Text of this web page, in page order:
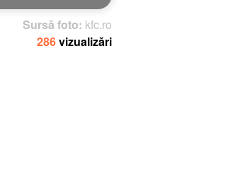
Sursă foto: kfc.ro
286vizualizări